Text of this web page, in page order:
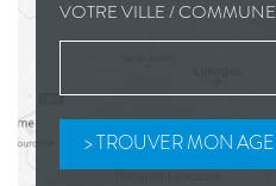
VOTRE VILLE / COMMUNE